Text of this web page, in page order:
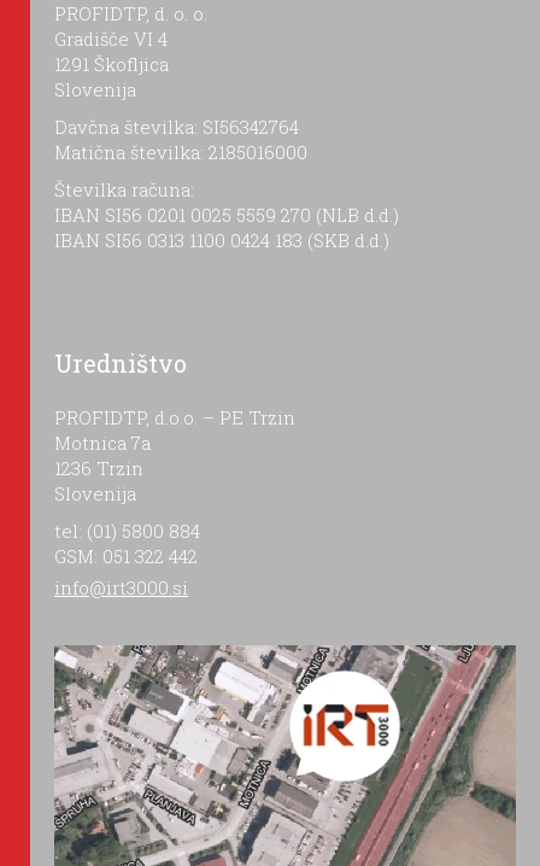
PROFIDTP, d. o. o.
Gradišče VI 4
1291 Škofljica
Slovenija
Davčna številka: SI56342764
Matična številka: 2185016000
Številka računa:
IBAN SI56 0201 0025 5559 270 (NLB d.d.)
IBAN SI56 0313 1100 0424 183 (SKB d.d.)
Uredništvo
PROFIDTP, d.o.o. – PE Trzin
Motnica 7a
1236 Trzin
Slovenija
tel: (01) 5800 884
GSM: 051 322 442
info@irt3000.si